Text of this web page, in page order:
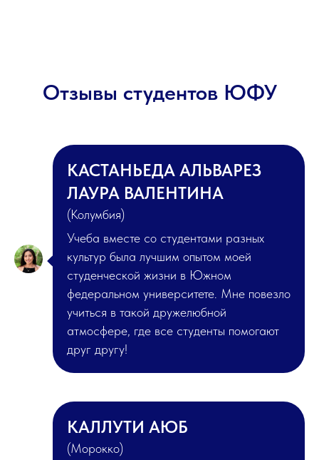
Отзывы студентов ЮФУ
КАСТАНЬЕДА АЛЬВАРЕЗ
ЛАУРА ВАЛЕНТИНА
(Колумбия)
Учеба вместе со студентами разных
культур была лучшим опытом моей
студенческой жизни в Южном
федеральном университете. Мне повезло
учиться в такой дружелюбной
атмосфере, где все студенты помогают
друг другу!
КАЛЛУТИ АЮБ
(Морокко)